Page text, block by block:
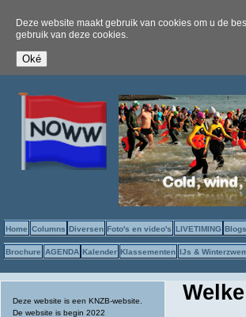
Deze website maakt gebruik van cookies om u de
gebruik van deze cookies.
Home Columns Diversen Foto's en video's LIVETIMING Blogs
Brochure AGENDA Kalender Klassementen IJs &
Deze website is een KNZB-website.
De website is begin 2022